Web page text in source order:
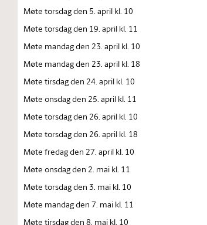
Møte torsdag den 5. april kl. 10
Møte torsdag den 19. april kl. 11
Møte mandag den 23. april kl. 10
Møte mandag den 23. april kl. 18
Møte tirsdag den 24. april kl. 10
Møte onsdag den 25. april kl. 11
Møte torsdag den 26. april kl. 10
Møte torsdag den 26. april kl. 18
Møte fredag den 27. april kl. 10
Møte onsdag den 2. mai kl. 11
Møte torsdag den 3. mai kl. 10
Møte mandag den 7. mai kl. 11
Møte tirsdag den 8. mai kl. 10